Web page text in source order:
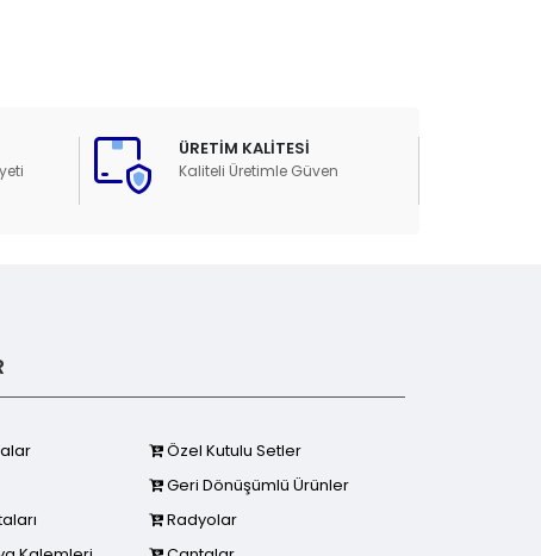
ÜRETİM KALİTESİ
Kaliteli Üretimle Güven
Özel Kutulu Setler
Geri Dönüşümlü Ürünler
Radyolar